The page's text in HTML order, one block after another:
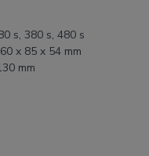
s, 380 s, 480 s
x 85 x 54 mm
mm